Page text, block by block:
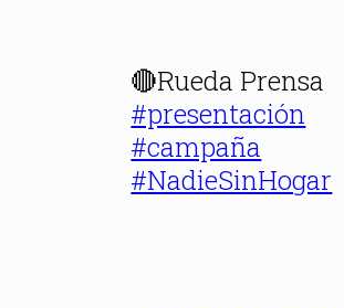
🔴Rueda Prensa
#presentación
#campaña
#NadieSinHogar